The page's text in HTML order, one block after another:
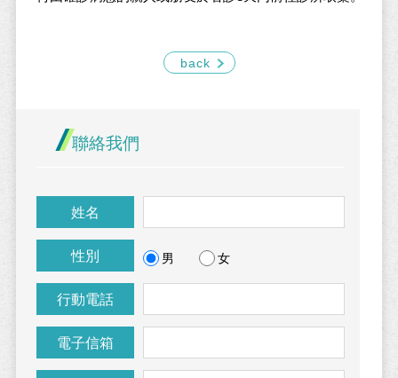
back
聯絡我們
姓名
性別 男 女
行動電話
電子信箱